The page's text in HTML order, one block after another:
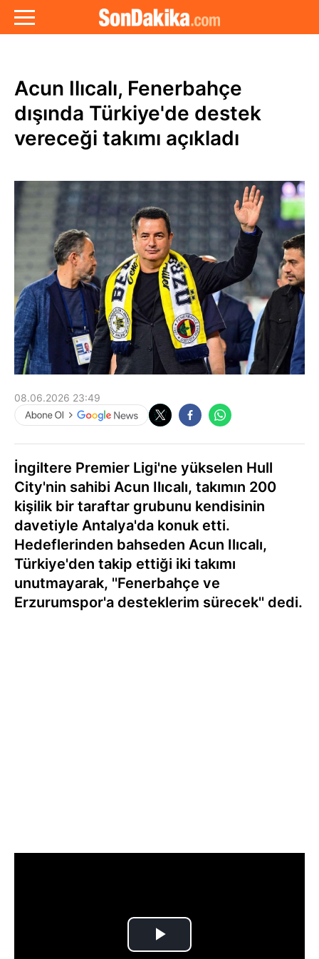
Acun Ilıcalı, Fenerbahçe
dışında Türkiye'de destek
vereceği takımı açıkladı
08.06.2026 23:49
İngiltere Premier Ligi'ne yükselen Hull
City'nin sahibi Acun Ilıcalı, takımın 200
kişilik bir taraftar grubunu kendisinin
davetiyle Antalya'da konuk etti.
Hedeflerinden bahseden Acun Ilıcalı,
Türkiye'den takip ettiği iki takımı
unutmayarak, ''Fenerbahçe ve
Erzurumspor'a desteklerim sürecek'' dedi.